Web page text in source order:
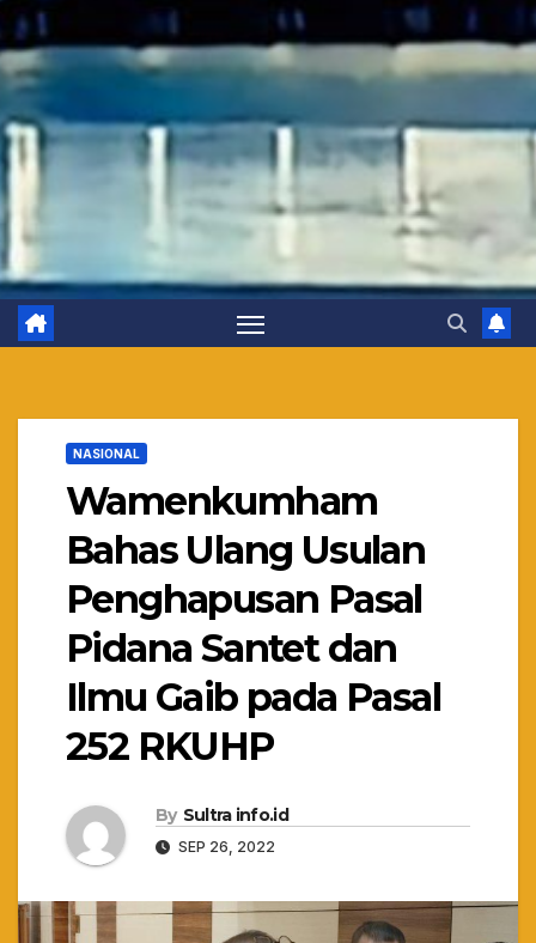
NASIONAL
Wamenkumham
Bahas Ulang Usulan
Penghapusan Pasal
Pidana Santet dan
Ilmu Gaib pada Pasal
252 RKUHP
By Sultra info.id
SEP 26, 2022